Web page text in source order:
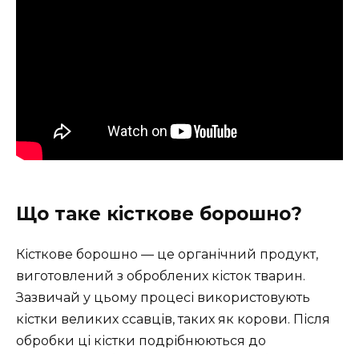
Що таке кісткове борошно?
Кісткове борошно — це органічний продукт,
виготовлений з оброблених кісток тварин.
Зазвичай у цьому процесі використовують
кістки великих ссавців, таких як корови. Після
обробки ці кістки подрібнюються до